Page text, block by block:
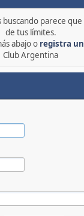
buscando parece
de tus límites.
abajo o registra
Club Argentina